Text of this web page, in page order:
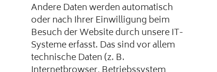
Andere Daten werden automatisch
oder nach Ihrer Einwilligung beim
Besuch der Website durch unsere IT-
Systeme erfasst. Das sind vor allem
technische Daten (z. B.